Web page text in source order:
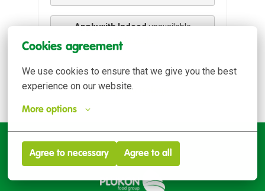
Cookies agreement
We use cookies to ensure that we give you the best
experience on our website.
More options
Agree to necessary Agree to all
Apply with Indeedunavailable
Update cookies
Compartir trabajo
Homepage